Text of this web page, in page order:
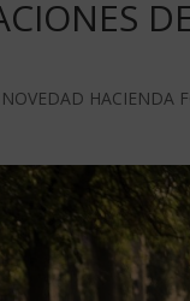
NOVEDAD HACIENDA